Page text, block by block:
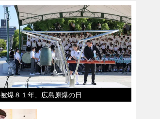
被爆８１年、広島原爆の日